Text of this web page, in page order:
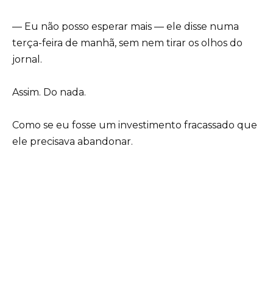
— Eu não posso esperar mais — ele disse numa
terça-feira de manhã, sem nem tirar os olhos do
jornal.
Assim. Do nada.
Como se eu fosse um investimento fracassado que
ele precisava abandonar.